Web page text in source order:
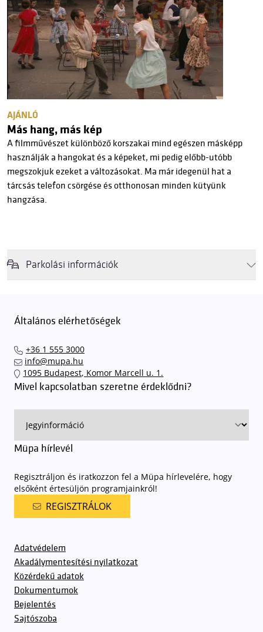
AJÁNLÓ
Más hang, más kép
A filmművészet különböző korszakai mind egészen másképp
használják a hangokat és a képeket, mi pedig előbb-utóbb
megszokjuk ezeket a változásokat. Ma már idegenül hat a
tárcsás telefon csörgése és otthonosan minden kütyünk
hangzása.
Parkolási információk
érkezéskor megnövekedett várakozási idővel érdemes kalkulálni. Ezt
azt javasoljuk kedves közönségünknek, induljanak
találhassák meg a legideálisabb parkolóhelyet és
érkezhessenek meg előadásainkra
sorompókat rendszámfelismerő automatika nyitja.
ingyenes azon vendégeink számára, akik egy aznapi fizetős
rendjének részletes leírásaelérhető itt.
Általános elérhetőségek
+36 1 555 3000
info@mupa.hu
1095 Budapest, Komor Marcell u. 1.
Mivel kapcsolatban szeretne érdeklődni?
Müpa hírlevél
Regisztráljon és iratkozzon fel a Müpa hírlevelére, hogy
elsőként értesüljön programjainkról!
REGISZTRÁLOK
Adatvédelem
Akadálymentesítési nyilatkozat
Közérdekű adatok
Dokumentumok
Bejelentés
Sajtószoba